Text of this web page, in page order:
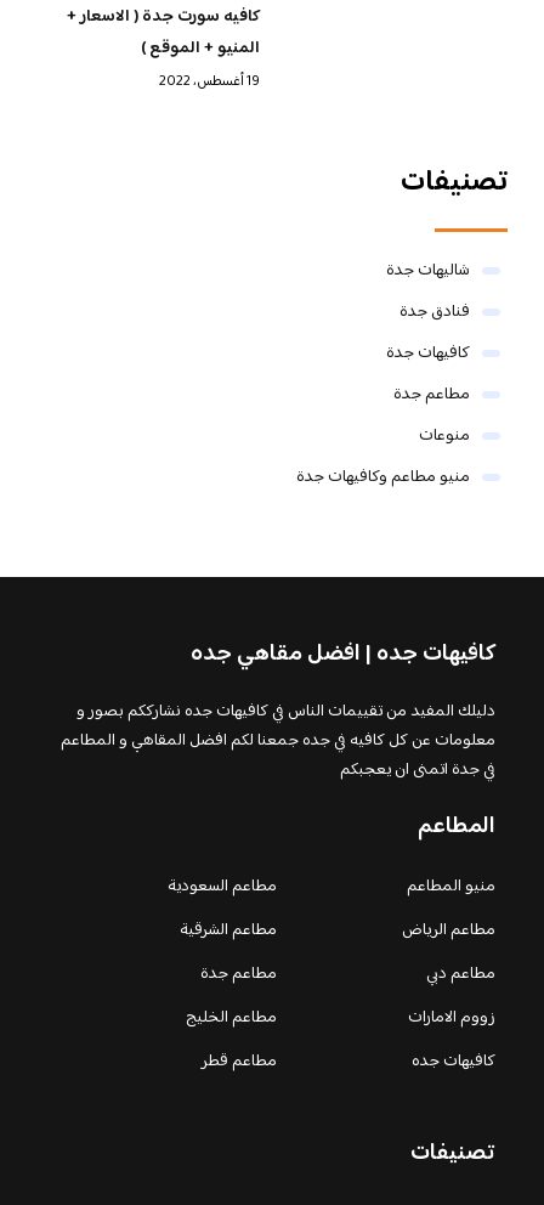
كافيه سورت جدة ( الاسعار +
المنيو + الموقع )
19 أغسطس، 2022
تصنيفات
شاليهات جدة
فنادق جدة
كافيهات جدة
مطاعم جدة
منوعات
منيو مطاعم وكافيهات جدة
كافيهات جده | افضل مقاهي جده
دليلك المفيد من تقييمات الناس في كافيهات جده نشارككم بصور و
معلومات عن كل كافيه في جده جمعنا لكم افضل المقاهي و المطاعم
في جدة اتمنى ان يعجبكم
المطاعم
منيو المطاعم
مطاعم السعودية
مطاعم الرياض
مطاعم الشرقية
مطاعم دبي
مطاعم جدة
زووم الامارات
مطاعم الخليج
كافيهات جده
مطاعم قطر
تصنيفات